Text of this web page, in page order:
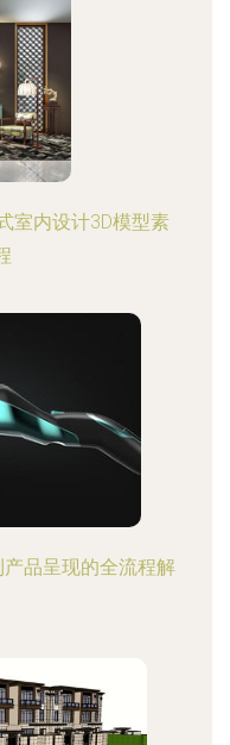
室内设计3D模型素
品呈现的全流程解